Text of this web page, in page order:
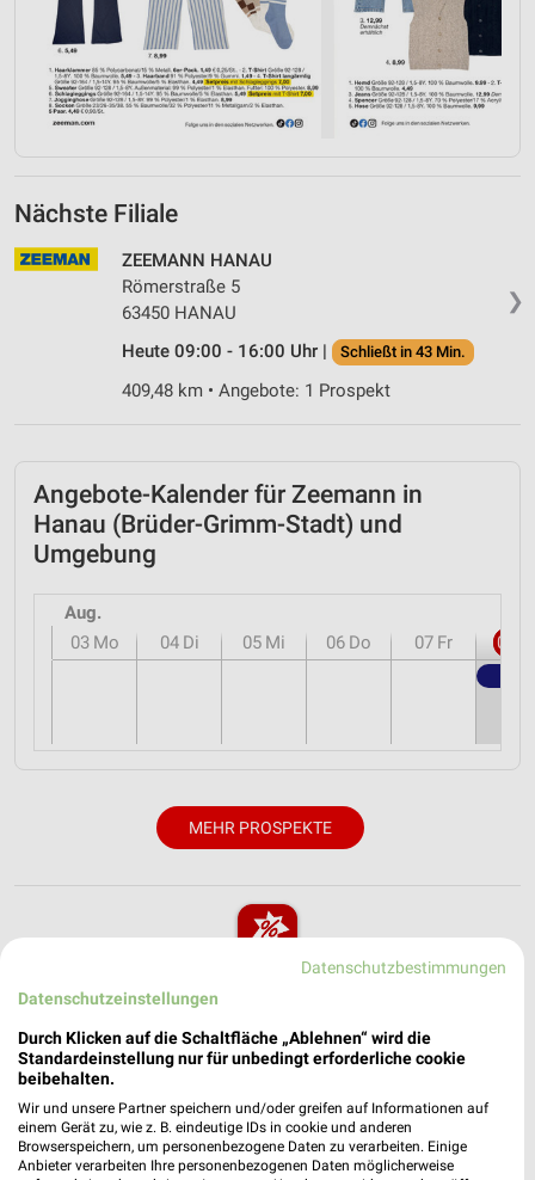
Nächste Filiale
❯
ZEEMANN HANAU
Römerstraße 5
63450 HANAU
Heute 09:00 - 16:00 Uhr |
Schließt in 43 Min.
409,48 km • Angebote: 1 Prospekt
Angebote-Kalender für Zeemann in
Hanau (Brüder-Grimm-Stadt) und
Umgebung
Aug.
03 Mo 04 Di 05 Mi 06 Do 07 Fr 08
MEHR PROSPEKTE
weekli - Prospekte & Angebote App
Alle Zeemann Angebote immer griffbereit – mit der
kostenlosen weekli App für iOS & Android.
✔Standortgenaue Angebote
✔Folge deinem Lieblingshändler
✔Push-Benachrichtigungen bei neuen Prospekten
Datenschutzbestimmungen
Datenschutzeinstellungen
Durch Klicken auf die Schaltfläche „Ablehnen“ wird die
Standardeinstellung nur für unbedingt erforderliche cookie
beibehalten.
Wir und unsere Partner speichern und/oder greifen auf Informationen auf
einem Gerät zu, wie z. B. eindeutige IDs in cookie und anderen
Browserspeichern, um personenbezogene Daten zu verarbeiten. Einige
Anbieter verarbeiten Ihre personenbezogenen Daten möglicherweise